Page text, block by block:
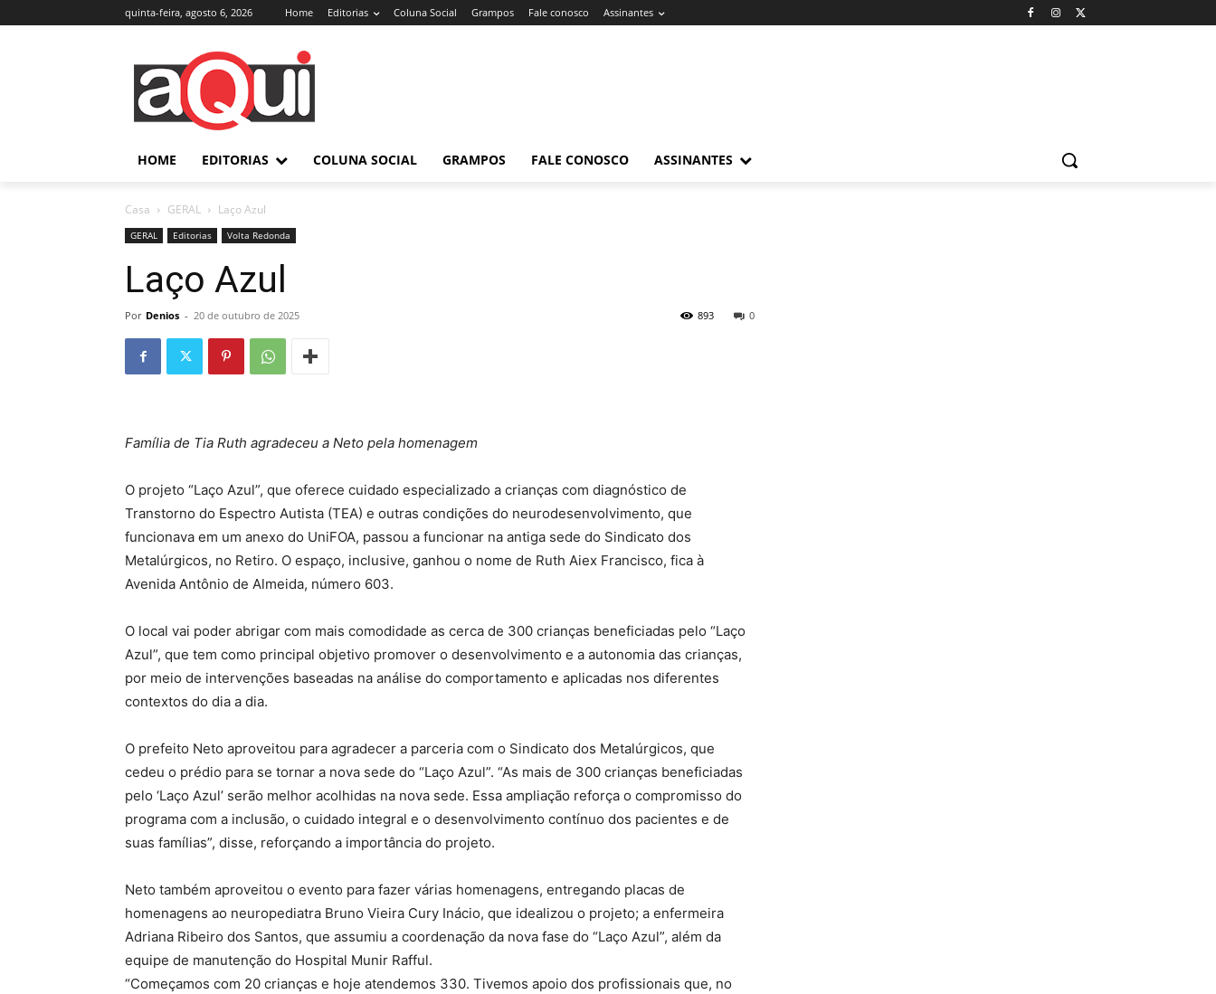
quinta-feira, agosto 6, 2026 Home Editorias Coluna Social Grampos Fale conosco Assinantes
HOME EDITORIAS COLUNA SOCIAL GRAMPOS FALE CONOSCO ASSINANTES
Casa GERAL Laço Azul
GERAL Editorias Volta Redonda
Laço Azul
Por Denios - 20 de outubro de 2025 0
893
Família de Tia Ruth agradeceu a Neto pela homenagem
O projeto “Laço Azul”, que oferece cuidado especializado a crianças com diagnóstico de
Transtorno do Espectro Autista (TEA) e outras condições do neurodesenvolvimento, que
funcionava em um anexo do UniFOA, passou a funcionar na antiga sede do Sindicato dos
Metalúrgicos, no Retiro. O espaço, inclusive, ganhou o nome de Ruth Aiex Francisco, fica à
Avenida Antônio de Almeida, número 603.
O local vai poder abrigar com mais comodidade as cerca de 300 crianças beneficiadas pelo “Laço
Azul”, que tem como principal objetivo promover o desenvolvimento e a autonomia das crianças,
por meio de intervenções baseadas na análise do comportamento e aplicadas nos diferentes
contextos do dia a dia.
O prefeito Neto aproveitou para agradecer a parceria com o Sindicato dos Metalúrgicos, que
cedeu o prédio para se tornar a nova sede do “Laço Azul”. “As mais de 300 crianças beneficiadas
pelo ‘Laço Azul’ serão melhor acolhidas na nova sede. Essa ampliação reforça o compromisso do
programa com a inclusão, o cuidado integral e o desenvolvimento contínuo dos pacientes e de
suas famílias”, disse, reforçando a importância do projeto.
Neto também aproveitou o evento para fazer várias homenagens, entregando placas de
homenagens ao neuropediatra Bruno Vieira Cury Inácio, que idealizou o projeto; a enfermeira
Adriana Ribeiro dos Santos, que assumiu a coordenação da nova fase do “Laço Azul”, além da
equipe de manutenção do Hospital Munir Rafful.
“Começamos com 20 crianças e hoje atendemos 330. Tivemos apoio dos profissionais que, no